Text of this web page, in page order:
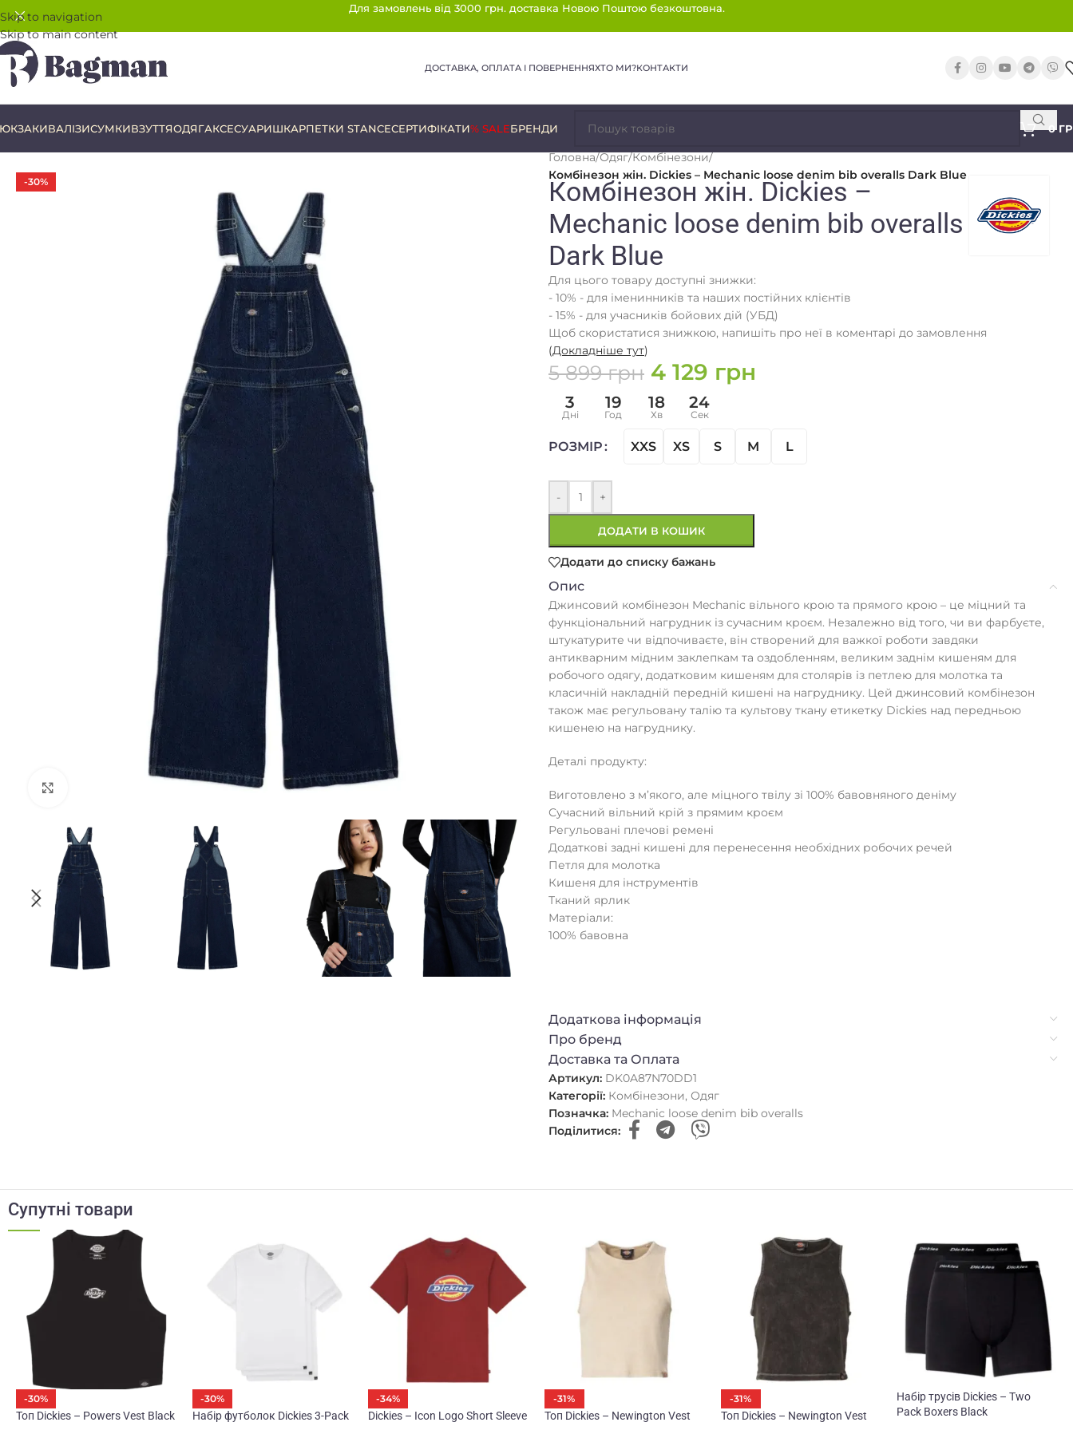
Skip to navigation
Skip to main content
Для замовлень від 3000 грн. доставка Новою Поштою безкоштовна.
ДОСТАВКА, ОПЛАТА І ПОВЕРНЕННЯХТО МИ?КОНТАКТИ
ВАЛІЗИСУМКИВЗУТТЯОДЯГАКСЕСУАРИШКАРПЕТКИ STANCEСЕРТИФІКАТИ% SALEБРЕНДИ 0
-30%
Головна/Одяг/Комбінезони/
Комбінезон жін. Dickies – Mechanic loose denim bib overalls Dark Blue
Комбінезон жін. Dickies –
Mechanic loose denim bib overalls
Dark Blue
Для цього товару доступні знижки:
- 10% - для іменинників та наших постійних клієнтів
- 15% - для учасників бойових дій (УБД)
Щоб скористатися знижкою, напишіть про неї в коментарі до замовлення
(Докладніше тут)
5 899грн 4 129 грн
3
Дні
19
Год
18
Хв
24
Сек
РОЗМІР XXS XS S M L
- +
ДОДАТИ В КОШИК
Додати до списку бажань
Опис
Джинсовий комбінезон Mechanic вільного крою та прямого крою – це міцний та
функціональний нагрудник із сучасним кроєм. Незалежно від того, чи ви фарбуєте,
штукатурите чи відпочиваєте, він створений для важкої роботи завдяки
антикварним мідним заклепкам та оздобленням, великим заднім кишеням для
робочого одягу, додатковим кишеням для столярів із петлею для молотка та
класичній накладній передній кишені на нагруднику. Цей джинсовий комбінезон
також має регульовану талію та культову ткану етикетку Dickies над передньою
кишенею на нагруднику.
Деталі продукту:
Виготовлено з м’якого, але міцного твілу зі 100% бавовняного деніму
Сучасний вільний крій з прямим кроєм
Регульовані плечові ремені
Додаткові задні кишені для перенесення необхідних робочих речей
Петля для молотка
Кишеня для інструментів
Тканий ярлик
Матеріали:
100% бавовна
Додаткова інформація
Про бренд
Доставка та Оплата
Артикул: DK0A87N70DD1
Категорії: Комбінезони, Одяг
Позначка: Mechanic loose denim bib overalls
Поділитися:
Супутні товари
-30%
Топ Dickies – Powers Vest Black
-30%
Набір футболок Dickies 3-Pack
-34%
Dickies – Icon Logo Short Sleeve
-31%
Топ Dickies – Newington Vest
-31%
Топ Dickies – Newington Vest
Набір трусів Dickies – Two
Pack Boxers Black